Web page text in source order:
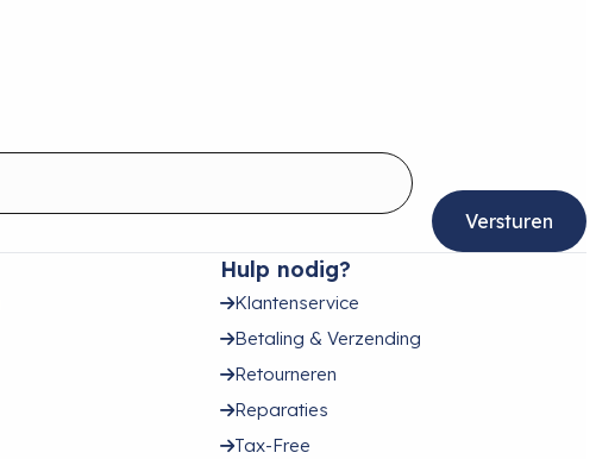
Hulp nodig?
Klantenservice
Betaling & Verzending
Retourneren
Reparaties
Tax-Free